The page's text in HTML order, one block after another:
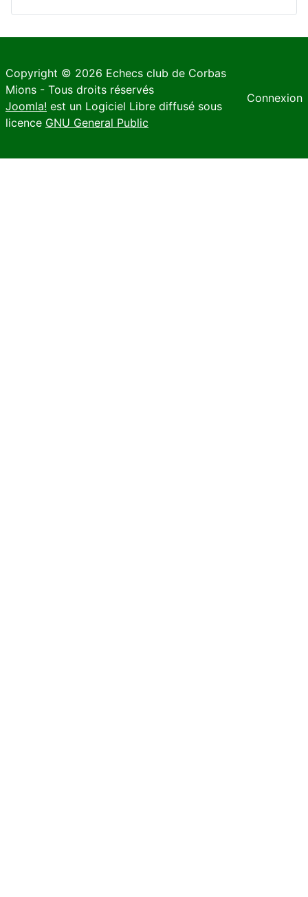
Copyright © 2026 Echecs club de Corbas
Mions - Tous droits réservés
Joomla! est un Logiciel Libre diffusé sous
licence GNU General Public
Connexion